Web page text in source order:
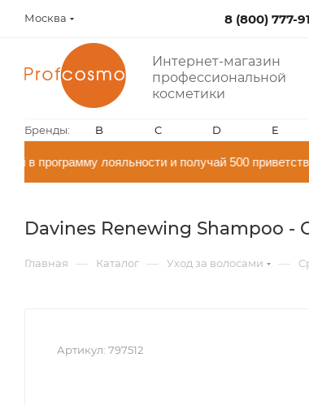
Москва 8 (800) 777-
Интернет-магазин
профессиональной
косметики
Бренды: B C D E
в программу лояльности и получай 500
Davines Renewing Shampoo
Главная — Каталог — Уход за волосами —
Артикул: 797512